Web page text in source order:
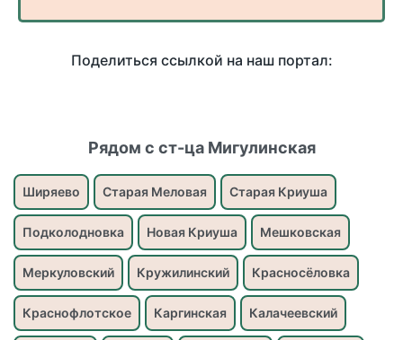
Поделиться ссылкой на наш портал:
Рядом с ст-ца Мигулинская
Ширяево Старая Меловая Старая Криуша
Подколодновка Новая Криуша Мешковская
Меркуловский Кружилинский Красносёловка
Краснофлотское Каргинская Калачеевский